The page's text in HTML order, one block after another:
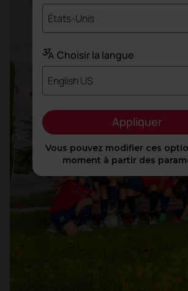
États-Unis
Choisir la langue
English US
Appliquer
Vous pouvez modifier ces
moment à partir des